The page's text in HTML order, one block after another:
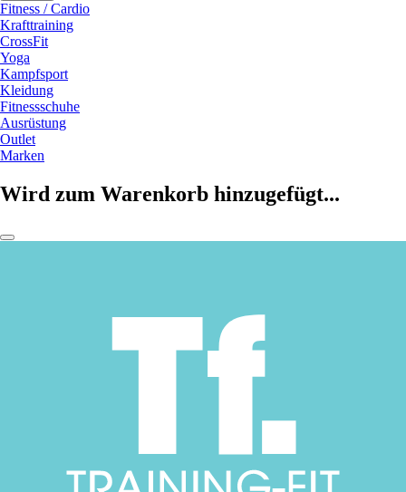
Fitness / Cardio
Krafttraining
CrossFit
Yoga
Kampfsport
Kleidung
Fitnessschuhe
Ausrüstung
Outlet
Marken
Wird zum Warenkorb hinzugefügt...